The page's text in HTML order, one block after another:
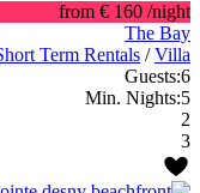
from € 160 /night
The Bay
Term Rentals /Villa
Guests:6
Min. Nights:5
2
3